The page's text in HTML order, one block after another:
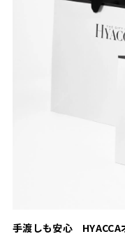
手渡しも安心 HYACCA